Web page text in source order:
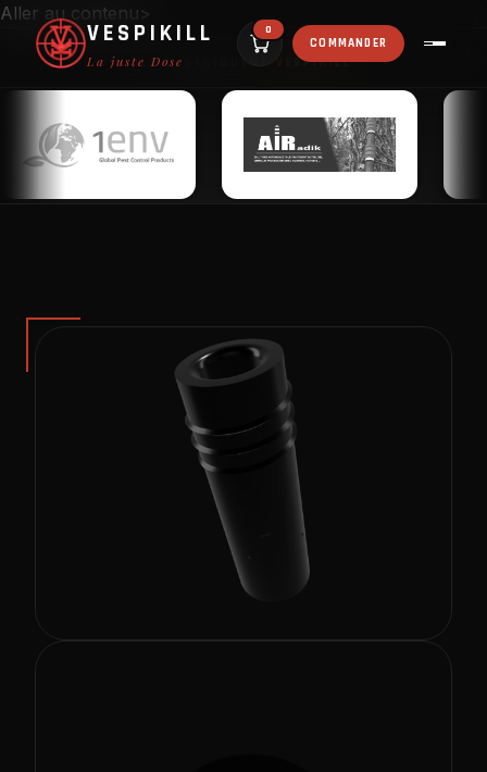
Aller au contenu>
VESPIKILL
La juste Dose
0
COMMANDER
ILS DISTRIBUENT
VESPIKILL